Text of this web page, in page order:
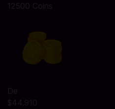
12500 Coins
De
$44.910